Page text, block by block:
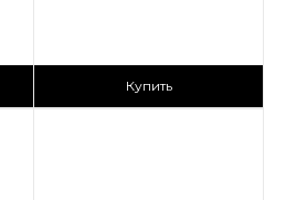
2
Купить